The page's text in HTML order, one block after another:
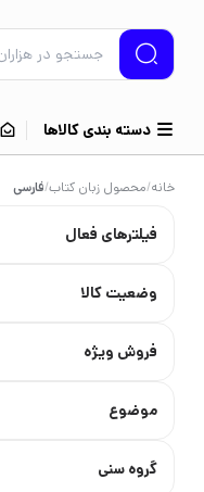
دسته بندی کالاها
خانه/محصول زبان کتاب/فارسی
فیلترهای فعال
وضعیت کالا
فروش ویژه
موضوع
گروه سنی